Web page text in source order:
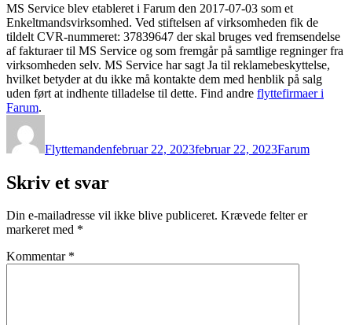
MS Service blev etableret i Farum den 2017-07-03 som et
Enkeltmandsvirksomhed. Ved stiftelsen af virksomheden fik de
tildelt CVR-nummeret: 37839647 der skal bruges ved fremsendelse
af fakturaer til MS Service og som fremgår på samtlige regninger fra
virksomheden selv. MS Service har sagt Ja til reklamebeskyttelse,
hvilket betyder at du ikke må kontakte dem med henblik på salg
uden ført at indhente tilladelse til dette. Find andre flyttefirmaer i
Farum.
Flyttemandenfebruar 22, 2023februar 22, 2023Farum
Skriv et svar
Din e-mailadresse vil ikke blive publiceret. Krævede felter er
markeret med *
Kommentar *